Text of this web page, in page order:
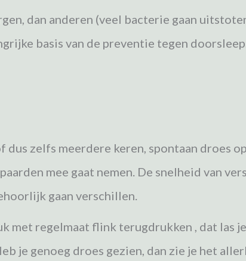
dan anderen (veel bacterie gaan
basis van de preventie tegen
zelfs meerdere keren, spontaan droes
mee gaat nemen. De snelheid van
gaan verschillen.
met regelmaat flink terugdrukken , dat las
je genoeg droes gezien, dan zie je het